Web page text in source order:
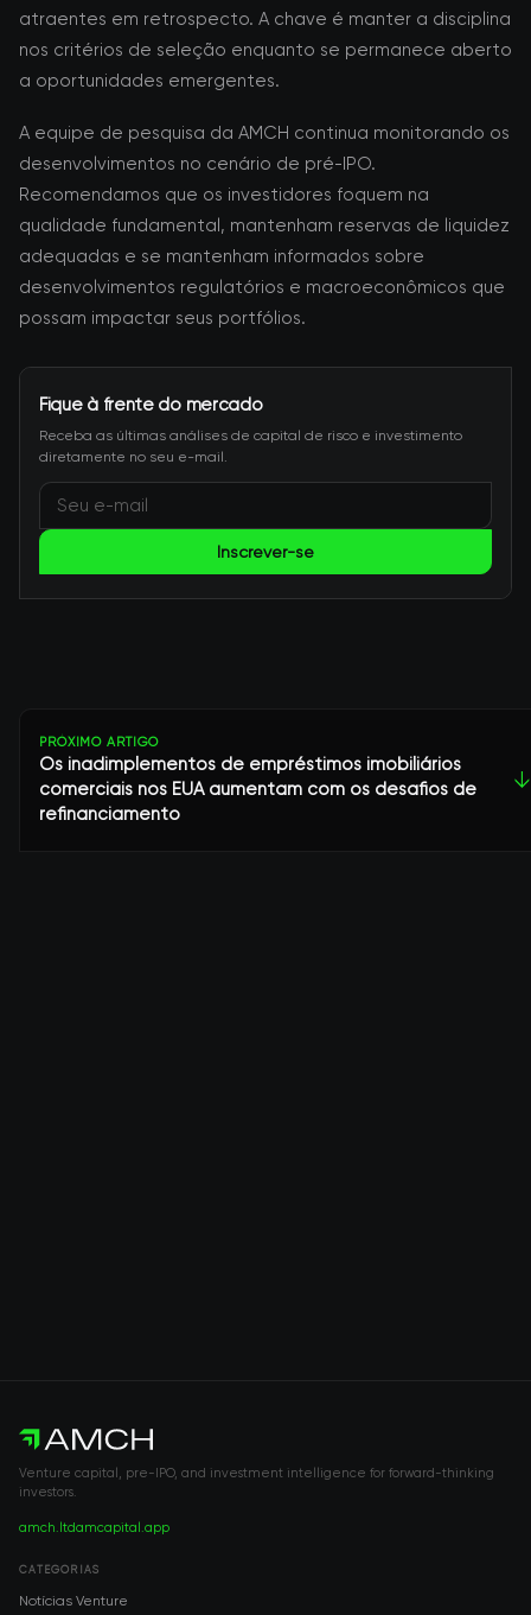
atraentes em retrospecto. A chave é manter a disciplina
nos critérios de seleção enquanto se permanece aberto
a oportunidades emergentes.
A equipe de pesquisa da AMCH continua monitorando os
desenvolvimentos no cenário de pré-IPO.
Recomendamos que os investidores foquem na
qualidade fundamental, mantenham reservas de liquidez
adequadas e se mantenham informados sobre
desenvolvimentos regulatórios e macroeconômicos que
possam impactar seus portfólios.
Fique à frente do mercado
Receba as últimas análises de capital de risco e investimento
diretamente no seu e-mail.
Inscrever-se
PRÓXIMO ARTIGO
Os inadimplementos de empréstimos imobiliários
comerciais nos EUA aumentam com os desafios de
refinanciamento
↓
Venture capital, pre-IPO, and investment intelligence for forward-thinking
investors.
amch.ltdamcapital.app
CATEGORIAS
Notícias Venture